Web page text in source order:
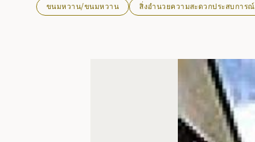
ขนมหวาน/ขนมหวาน
สิ่งอำนวยความสะดวกประสบการณ์